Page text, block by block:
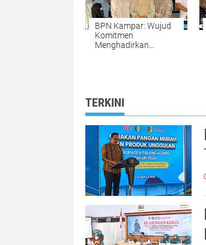
BPN Kampar: Wujud
Komitmen
Menghadirkan
TERKINI